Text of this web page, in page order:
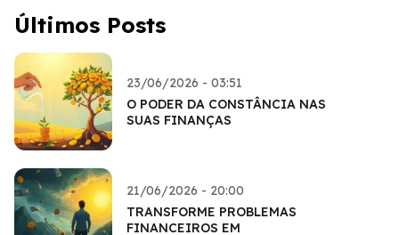
Últimos Posts
23/06/2026 - 03:51
O PODER DA CONSTÂNCIA NAS
SUAS FINANÇAS
21/06/2026 - 20:00
TRANSFORME PROBLEMAS
FINANCEIROS EM